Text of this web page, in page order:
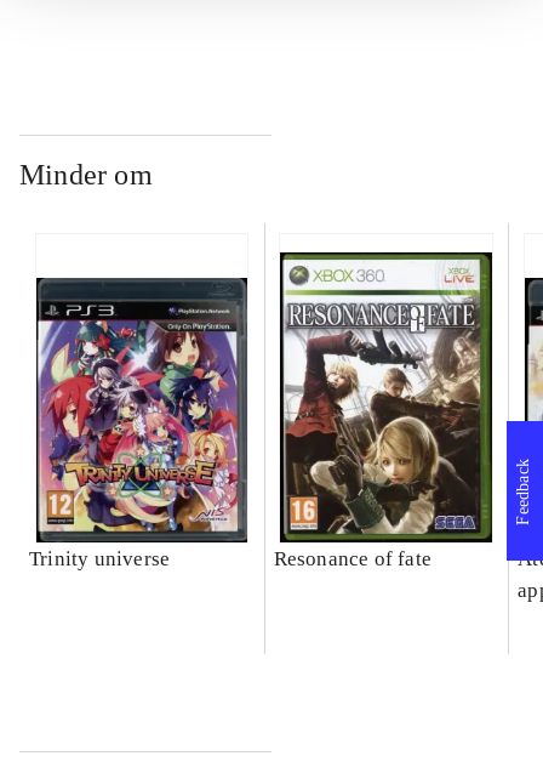
Minder om
Trinity universe Resonance of fate
Feedback